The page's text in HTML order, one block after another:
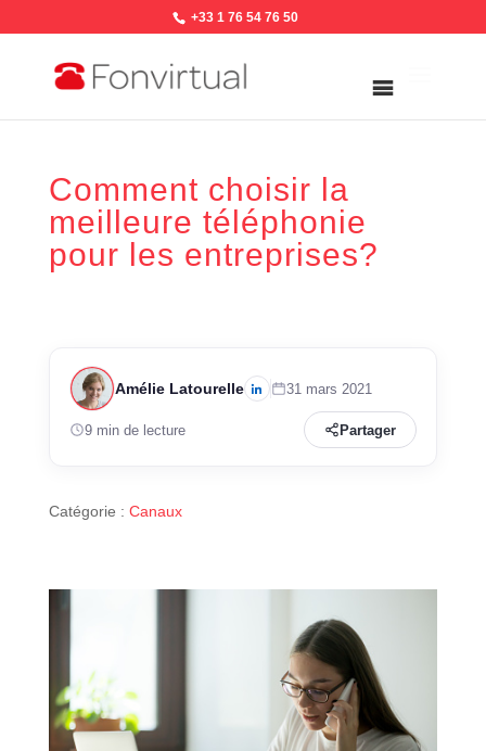
+33 1 76 54 76 50
Comment choisir la
meilleure téléphonie
pour les entreprises?
Amélie Latourelle 31 mars 2021
9 min de lecture Partager
Catégorie : Canaux